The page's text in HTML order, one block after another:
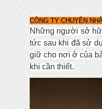
CÔNG TY CHUYÊN
Những người sở
tức sau khi đã sử
giữ cho nơi ở của
khi cần thiết.